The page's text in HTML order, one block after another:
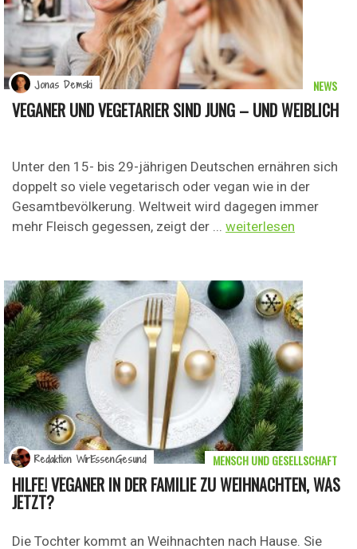
VEGANER UND VEGETARIER SIND JUNG – UND WEIBLICH
Unter den 15- bis 29-jährigen Deutschen ernähren sich
doppelt so viele vegetarisch oder vegan wie in der
Gesamtbevölkerung. Weltweit wird dagegen immer
mehr Fleisch gegessen, zeigt der ... weiterlesen
NEWS
Jonas Demski
HILFE! VEGANER IN DER FAMILIE ZU WEIHNACHTEN, WAS
JETZT?
Die Tochter kommt an Weihnachten nach Hause. Sie
MENSCH UND GESELLSCHAFT
Redaktion WirEssenGesund